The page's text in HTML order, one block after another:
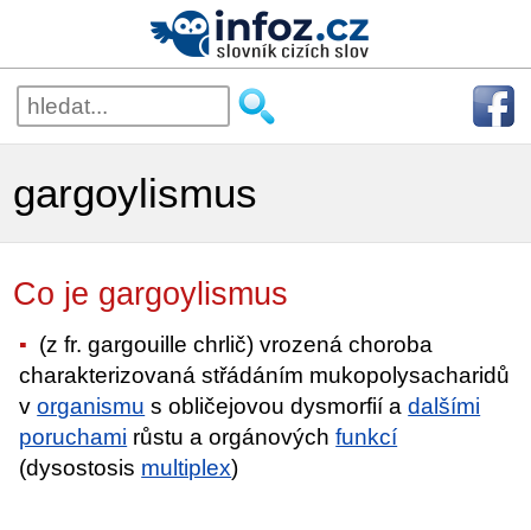
gargoylismus
Co je gargoylismus
(z fr. gargouille chrlič) vrozená choroba
charakterizovaná střádáním mukopolysacharidů
vorganismu s obličejovou dysmorfií adalšími
poruchami růstu a orgánovýchfunkcí
(dysostosis multiplex)